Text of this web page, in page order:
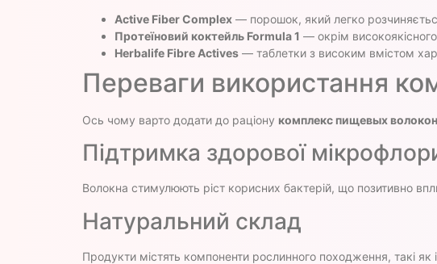
Active Fiber Complex — порошок, який легко
Протеїновий коктейль Formula 1 — окрім
Herbalife Fibre Actives — таблетки з високим вмістом
Переваги використання
Ось чому варто додати до раціону комплекс пищевых
Підтримка здорової
Волокна стимулюють ріст корисних бактерій, що позитивно
Натуральний склад
Продукти містять компоненти рослинного походження, такі як